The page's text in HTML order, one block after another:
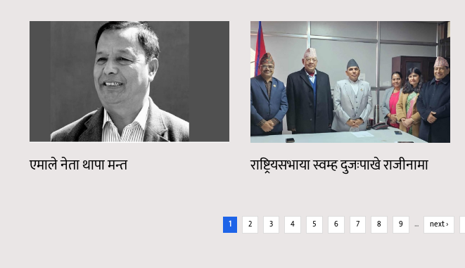
एमाले नेता थापा मन्त राष्ट्रियसभाया स्वम्ह दुजःपाखे राजीनामा
1 2 3 4 5 6 7 8 9 … next ›